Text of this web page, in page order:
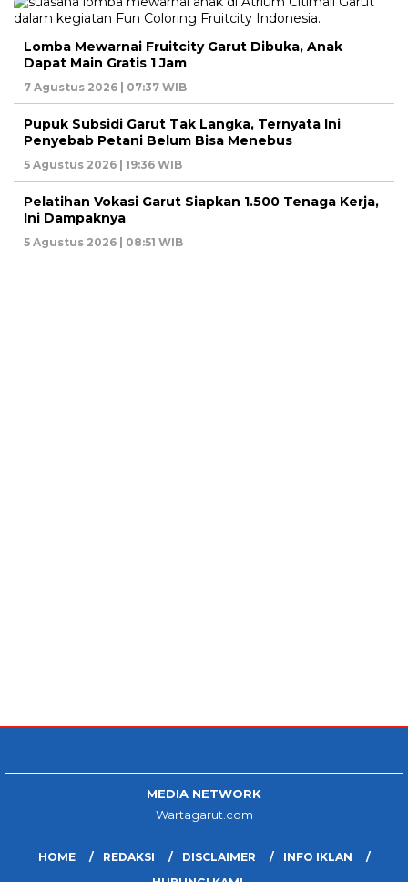
Lomba Mewarnai Fruitcity Garut Dibuka, Anak
Dapat Main Gratis 1 Jam
7 Agustus 2026 | 07:37 WIB
Pupuk Subsidi Garut Tak Langka, Ternyata Ini
Penyebab Petani Belum Bisa Menebus
5 Agustus 2026 | 19:36 WIB
Pelatihan Vokasi Garut Siapkan 1.500 Tenaga Kerja,
Ini Dampaknya
5 Agustus 2026 | 08:51 WIB
MEDIA NETWORK
Wartagarut.com
HOME REDAKSI DISCLAIMER
INFO IKLAN